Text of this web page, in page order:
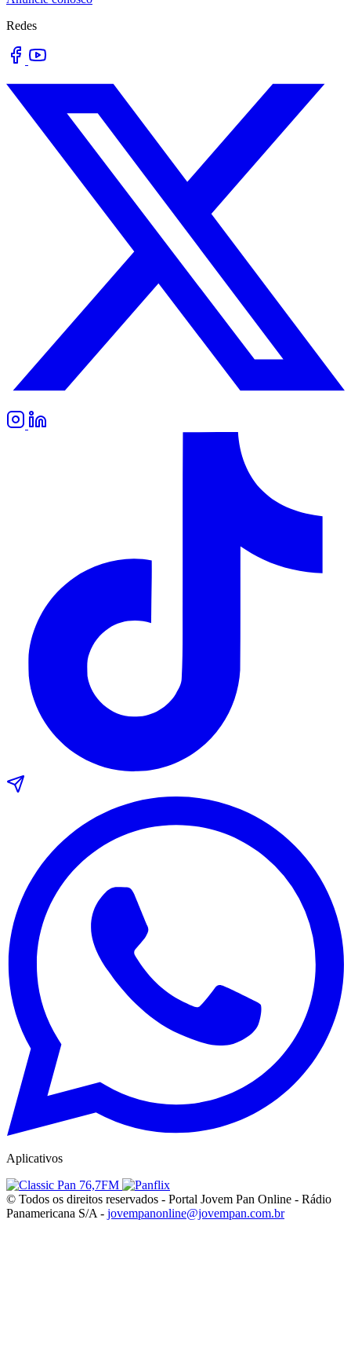
Redes
Aplicativos
© Todos os direitos reservados - Portal Jovem Pan Online - Rádio
Panamericana S/A - jovempanonline@jovempan.com.br